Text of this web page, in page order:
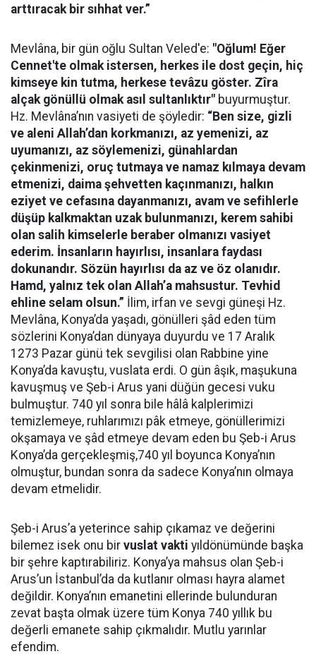
arttıracak bir sıhhat ver.”
Mevlâna, bir gün oğlu Sultan Veled'e: "Oğlum! Eğer
Cennet'te olmak istersen, herkes ile dost geçin, hiç
kimseye kin tutma, herkese tevâzu göster. Zîra
alçak gönüllü olmak asıl sultanlıktır" buyurmuştur.
Hz. Mevlâna’nın vasiyeti de şöyledir: “Ben size, gizli
ve aleni Allah’dan korkmanızı, az yemenizi, az
uyumanızı, az söylemenizi, günahlardan
çekinmenizi, oruç tutmaya ve namaz kılmaya devam
etmenizi, daima şehvetten kaçınmanızı, halkın
eziyet ve cefasına dayanmanızı, avam ve sefihlerle
düşüp kalkmaktan uzak bulunmanızı, kerem sahibi
olan salih kimselerle beraber olmanızı vasiyet
ederim. İnsanların hayırlısı, insanlara faydası
dokunandır. Sözün hayırlısı da az ve öz olanıdır.
Hamd, yalnız tek olan Allah’a mahsustur. Tevhid
ehline selam olsun.” İlim, irfan ve sevgi güneşi Hz.
Mevlâna, Konya’da yaşadı, gönülleri şâd eden tüm
sözlerini Konya’dan dünyaya duyurdu ve 17 Aralık
1273 Pazar günü tek sevgilisi olan Rabbine yine
Konya’da kavuştu, vuslata erdi. O gün âşık, maşukuna
kavuşmuş ve Şeb-i Arus yani düğün gecesi vuku
bulmuştur. 740 yıl sonra bile hâlâ kalplerimizi
temizlemeye, ruhlarımızı pâk etmeye, gönüllerimizi
okşamaya ve şâd etmeye devam eden bu Şeb-i Arus
Konya’da gerçekleşmiş,740 yıl boyunca Konya’nın
olmuştur, bundan sonra da sadece Konya’nın olmaya
devam etmelidir.
Şeb-i Arus’a yeterince sahip çıkamaz ve değerini
bilemez isek onu bir vuslat vakti yıldönümünde başka
bir şehre kaptırabiliriz. Konya’ya mahsus olan Şeb-i
Arus’un İstanbul’da da kutlanır olması hayra alamet
değildir. Konya’nın emanetini ellerinde bulunduran
zevat başta olmak üzere tüm Konya 740 yıllık bu
değerli emanete sahip çıkmalıdır. Mutlu yarınlar
efendim.